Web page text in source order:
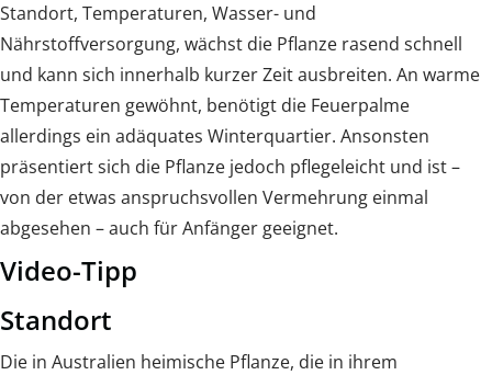
Standort, Temperaturen, Wasser- und
Nährstoffversorgung, wächst die Pflanze rasend schnell
und kann sich innerhalb kurzer Zeit ausbreiten. An warme
Temperaturen gewöhnt, benötigt die Feuerpalme
allerdings ein adäquates Winterquartier. Ansonsten
präsentiert sich die Pflanze jedoch pflegeleicht und ist –
von der etwas anspruchsvollen Vermehrung einmal
abgesehen – auch für Anfänger geeignet.
Video-Tipp
Standort
Die in Australien heimische Pflanze, die in ihrem